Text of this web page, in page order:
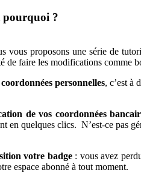
pourquoi ?
vous proposons une série de
de faire les modifications comme
personnelles, c’est à
de vos coordonnées
en quelques clics. N’est-ce pas
votre badge: vous avez
espace abonné à tout moment.